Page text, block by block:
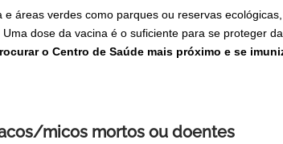
áreas verdes como parques ou reservas
dose da vacina é o suficiente para se proteger
o Centro de Saúde mais próximo e se
micos mortos ou doentes